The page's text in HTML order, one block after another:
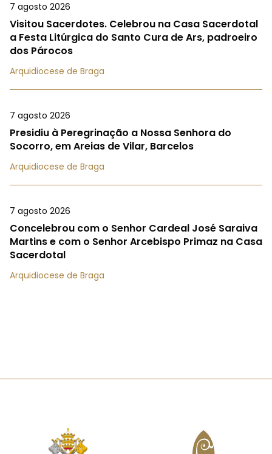
7 agosto 2026
Visitou Sacerdotes. Celebrou na Casa Sacerdotal
a Festa Litúrgica do Santo Cura de Ars, padroeiro
dos Párocos
Arquidiocese de Braga
7 agosto 2026
Presidiu à Peregrinação a Nossa Senhora do
Socorro, em Areias de Vilar, Barcelos
Arquidiocese de Braga
7 agosto 2026
Concelebrou com o Senhor Cardeal José Saraiva
Martins e com o Senhor Arcebispo Primaz na Casa
Sacerdotal
Arquidiocese de Braga